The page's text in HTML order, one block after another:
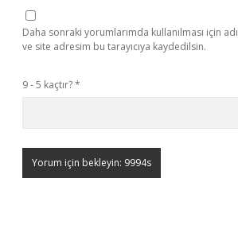
Daha sonraki yorumlarımda kullanılması için
ve site adresim bu tarayıcıya kaydedilsin.
9 - 5 kaçtır?*